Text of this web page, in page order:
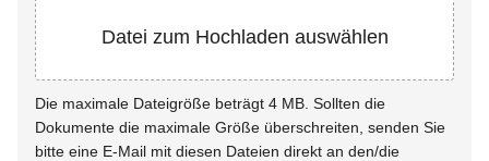
Datei zum Hochladen auswählen
Die maximale Dateigröße beträgt 4 MB. Sollten die
Dokumente die maximale Größe überschreiten, senden Sie
bitte eine E-Mail mit diesen Dateien direkt an den/die